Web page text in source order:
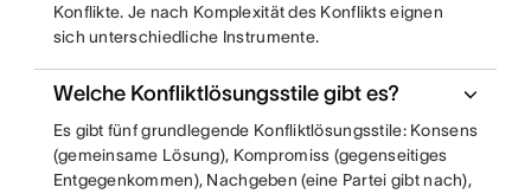
Konflikte. Je nach Komplexität des Konflikts eignen
sich unterschiedliche Instrumente.
Welche Konfliktlösungsstile gibt es?
Es gibt fünf grundlegende Konfliktlösungsstile: Konsens
(gemeinsame Lösung), Kompromiss (gegenseitiges
Entgegenkommen), Nachgeben (eine Partei gibt nach),